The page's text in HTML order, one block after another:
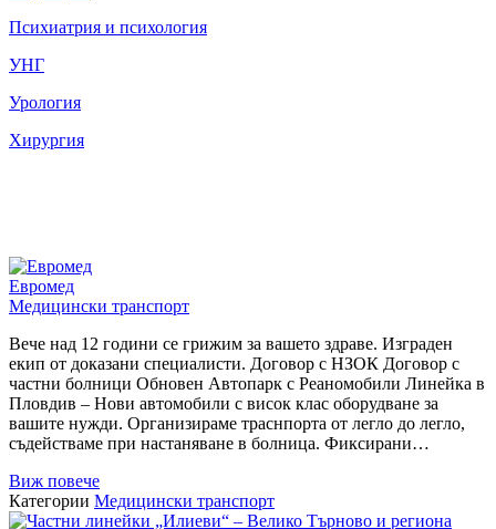
Психиатрия и психология
УНГ
Урология
Хирургия
Евромед
Медицински транспорт
Вече над 12 години се грижим за вашето здраве. Изграден
екип от доказани специалисти. Договор с НЗОК Договор с
частни болници Обновен Автопарк с Реаномобили Линейка в
Пловдив – Нови автомобили с висок клас оборудване за
вашите нужди. Организираме траснпорта от легло до легло,
съдействаме при настаняване в болница. Фиксирани…
Виж повече
Категории Медицински транспорт